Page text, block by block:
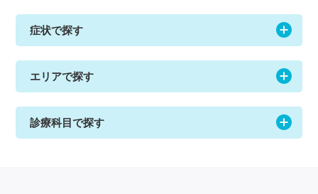
症状で探す
エリアで探す
診療科目で探す